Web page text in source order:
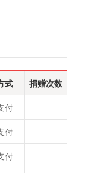
式 捐赠次数
付
付
付